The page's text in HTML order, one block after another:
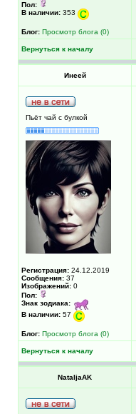
Пол:
В наличии: 353
Блог: Просмотр блога (0)
Вернуться к началу
Инеей
Пьёт чай с булкой
Регистрация: 24.12.2019
Сообщения: 37
Изображений: 0
Пол:
Знак зодиака:
В наличии: 57
Блог: Просмотр блога (0)
Вернуться к началу
NataljaAK